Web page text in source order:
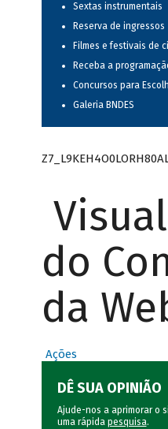
Sextas instrumentais
Reserva de ingressos
Filmes e festivais de
Receba a
Concursos para
Galeria BNDES
do
da
Ações
DÊ SUA OPINIÃO
Ajude-nos a aprimorar o
uma rápida pesquisa.